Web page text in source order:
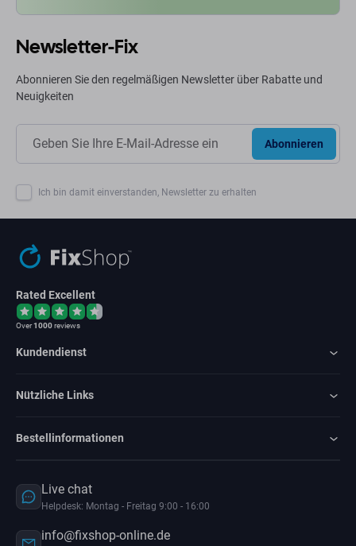
Newsletter-Fix
Abonnieren Sie den regelmäßigen Newsletter über Rabatte und
Neuigkeiten
Abonnieren
Ich bin damit einverstanden, Newsletter zu erhalten
Rated Excellent
Over1000reviews
Kundendienst
Nützliche Links
Bestellinformationen
Live chat
Helpdesk: Montag - Freitag 9:00 - 16:00
info@fixshop-online.de